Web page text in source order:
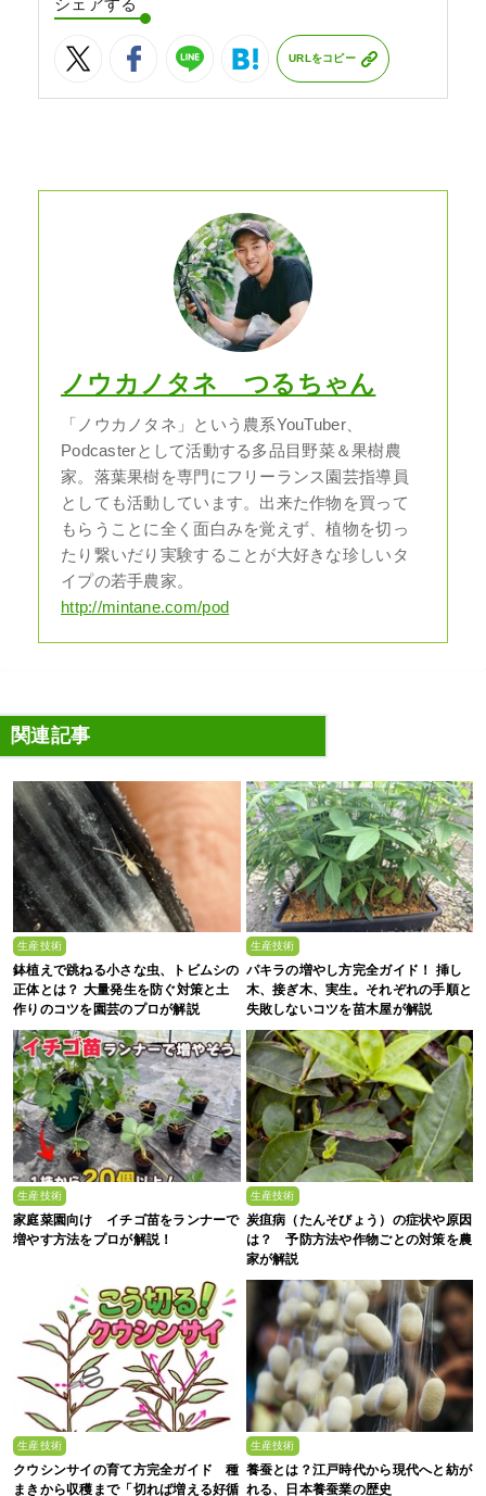
シェアする
URLをコピー
ノウカノタネ つるちゃん
「ノウカノタネ」という農系YouTuber、
Podcasterとして活動する多品目野菜＆果樹農
家。落葉果樹を専門にフリーランス園芸指導員
としても活動しています。出来た作物を買って
もらうことに全く面白みを覚えず、植物を切っ
たり繋いだり実験することが大好きな珍しいタ
イプの若手農家。
http://mintane.com/pod
関連記事
生産技術
鉢植えで跳ねる小さな虫、トビムシの
正体とは？ 大量発生を防ぐ対策と土
作りのコツを園芸のプロが解説
生産技術
パキラの増やし方完全ガイド！ 挿し
木、接ぎ木、実生。それぞれの手順と
失敗しないコツを苗木屋が解説
生産技術
家庭菜園向け イチゴ苗をランナーで
増やす方法をプロが解説！
生産技術
炭疽病（たんそびょう）の症状や原因
は？ 予防方法や作物ごとの対策を農
家が解説
生産技術
クウシンサイの育て方完全ガイド 種
まきから収穫まで「切れば増える好循
生産技術
養蚕とは？江戸時代から現代へと紡が
れる、日本養蚕業の歴史